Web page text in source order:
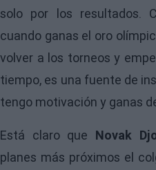
solo por los resultados.
cuando ganas el oro
volver a los torneos y
tiempo, es una fuente de
tengo motivación y ganas
Está claro que Novak
planes más próximos el